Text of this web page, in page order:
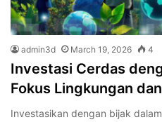
admin3d March 19, 2026 4
Investasi Cerdas
Fokus Lingkungan
Investasikan dengan bijak